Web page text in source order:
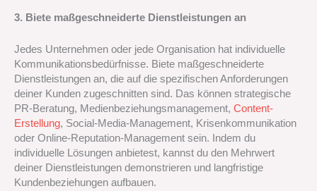
3. Biete maßgeschneiderte Dienstleistungen an
Jedes Unternehmen oder jede Organisation hat individuelle
Kommunikationsbedürfnisse. Biete maßgeschneiderte
Dienstleistungen an, die auf die spezifischen Anforderungen
deiner Kunden zugeschnitten sind. Das können strategische
PR-Beratung, Medienbeziehungsmanagement, Content-
Erstellung, Social-Media-Management, Krisenkommunikation
oder Online-Reputation-Management sein. Indem du
individuelle Lösungen anbietest, kannst du den Mehrwert
deiner Dienstleistungen demonstrieren und langfristige
Kundenbeziehungen aufbauen.